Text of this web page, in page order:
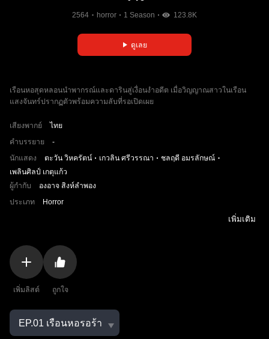
2564 horror 1 Season 123.8K
ดูเลย
เพิ่มลิสต์ ถูกใจ
เรือนหอสุดหลอนนำพากรณ์และดารินสู่เงื่อนงำอดีต เมื่อวิญญาณสาวในเรือน
แสงจันทร์ปรากฏตัวพร้อมความลับที่รอเปิดเผย
เสียงพากย์
ไทย
คำบรรยาย
-
นักแสดง
ตะวัน วิหครัตน์ เกวลิน ศรีวรรณา
ชลฤดี อมรลักษณ์
เพลินศิลป์ เกตุแก้ว
ผู้กำกับ
องอาจ สิงห์ลำพอง
ประเภท
Horror
เพิ่มเติม